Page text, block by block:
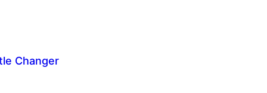
Changer